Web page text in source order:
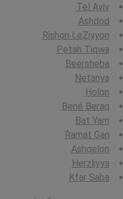
Tel Aviv
Ashdod
Rishon LeẔiyyon
Petaẖ Tiqwa
Beersheba
Netanya
H̱olon
Bené Beraq
Bat Yam
Ramat Gan
Ashqelon
Herzliyya
Kfar Saba